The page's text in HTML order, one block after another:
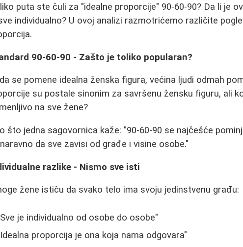
puta ste čuli za "idealne proporcije" 90-60-90? Da li je
individualno? U ovoj analizi razmotrićemo različite
90-60-90 - Zašto je toliko popularan?
se pomene idealna ženska figura, većina ljudi odmah
su postale sinonim za savršenu žensku figuru, ali
na sve žene?
što jedna sagovornica kaže: "90-60-90 se najčešće
da sve zavisi od građe i visine osobe."
razlike - Nismo sve isti
žene ističu da svako telo ima svoju jedinstvenu građu:
je individualno od osobe do osobe"
proporcija je ona koja nama odgovara"